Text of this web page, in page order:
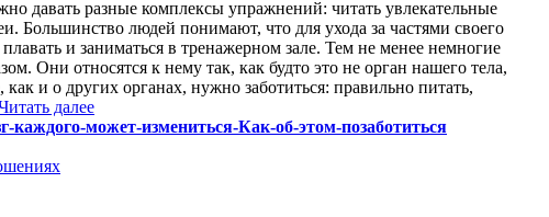
давать разные комплексы упражнений: читать увлекательные
Большинство людей понимают, что для ухода за частями своего
и заниматься в тренажерном зале. Тем не менее немногие
Они относятся к нему так, как будто это не орган нашего тела,
и о других органах, нужно заботиться: правильно питать,
далее
может-измениться-Как-об-этом-позаботиться